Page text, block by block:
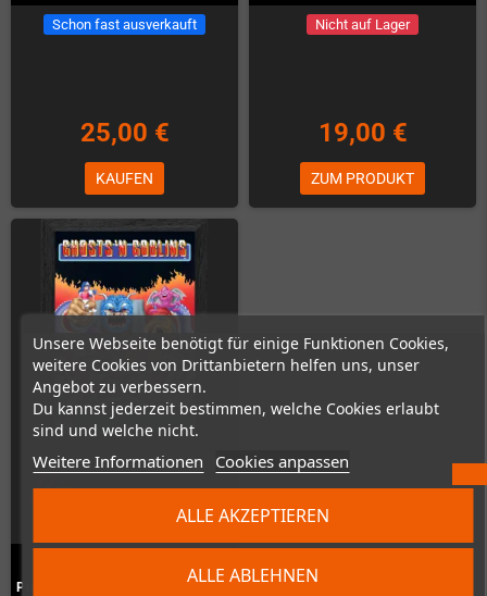
Unsere Webseite benötigt für einige Funktionen Cookies,
weitere Cookies von Drittanbietern helfen uns, unser
Angebot zu verbessern.
Du kannst jederzeit bestimmen, welche Cookies erlaubt
sind und welche nicht.
Weitere Informationen Cookies anpassen
ALLE ABLEHNEN
ALLE AKZEPTIEREN
Schon fast ausverkauft
25,00 €
KAUFEN
Nicht auf Lager
19,00 €
ZUM PRODUKT
Pixel Frame PLAX - Ghost'n'Goblins